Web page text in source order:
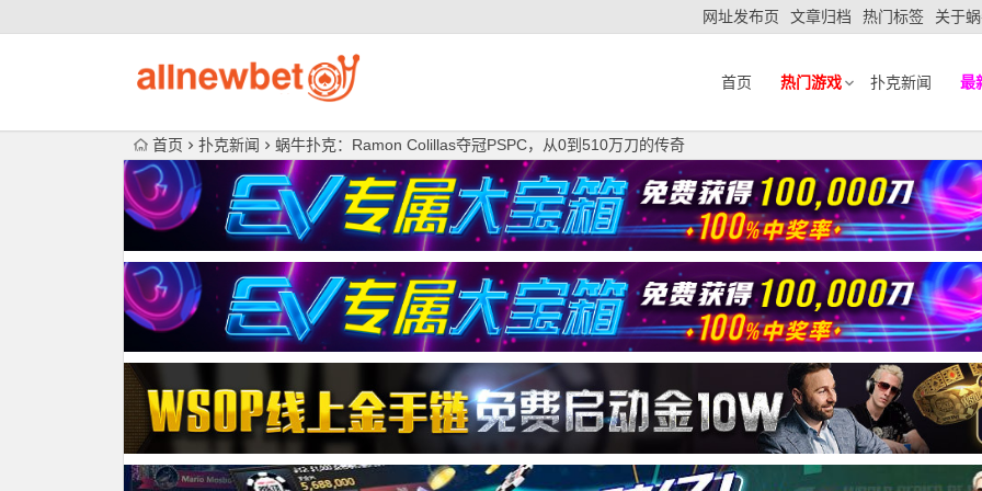
网址发布页 文章归档 热门标签 关于
首页 热门游戏 扑克新闻 最
首页 扑克新闻 蜗牛扑克：Ramon Colillas夺冠PSPC，从0到510万刀的传奇